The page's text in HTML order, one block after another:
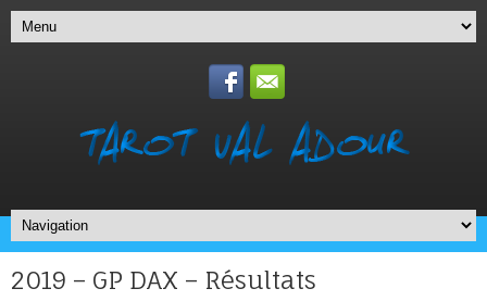
2019 – GP DAX – Résultats